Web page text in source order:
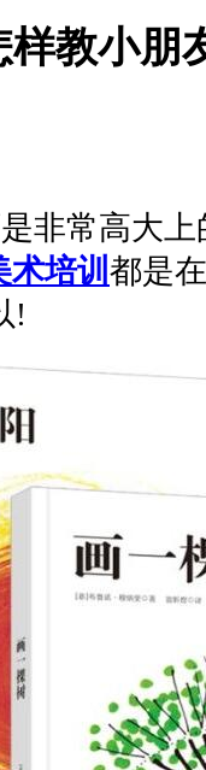
教小朋
非常高大
培训 都是
!